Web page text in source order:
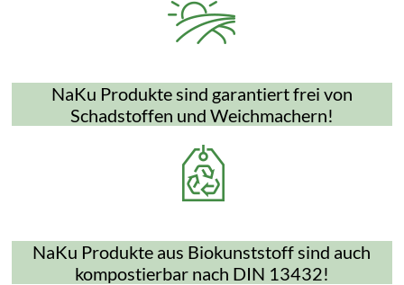
NaKu Produkte sind garantiert frei von
Schadstoffen und Weichmachern!
NaKu Produkte aus Biokunststoff sind auch
kompostierbar nach DIN 13432!